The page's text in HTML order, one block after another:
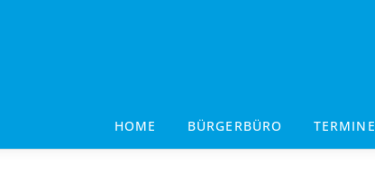
HOME BÜRGERBÜRO TERMINE